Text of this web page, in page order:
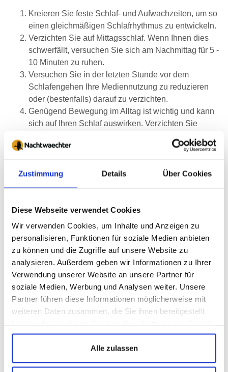
Zustimmung Details Über Cookies
Diese Webseite verwendet Cookies
Wir verwenden Cookies, um Inhalte und Anzeigen zu
personalisieren, Funktionen für soziale Medien anbieten
zu können und die Zugriffe auf unsere Website zu
analysieren. Außerdem geben wir Informationen zu Ihrer
Verwendung unserer Website an unsere Partner für
soziale Medien, Werbung und Analysen weiter. Unsere
Partner führen diese Informationen möglicherweise mit
weiteren Daten zusammen, die Sie ihnen bereitgestellt
gesammelt haben.
Alle zulassen
Kreieren Sie feste Schlaf- und Aufwachzeiten, um so
einen gleichmäßigen Schlafrhythmus zu entwickeln.
Verzichten Sie auf Mittagsschlaf. Wenn Ihnen dies
schwerfällt, versuchen Sie sich am Nachmittag für 5 -
10 Minuten zu ruhen.
Versuchen Sie in der letzten Stunde vor dem
Schlafengehen Ihre Mediennutzung zu reduzieren
oder (bestenfalls) darauf zu verzichten.
Genügend Bewegung im Alltag ist wichtig und kann
sich auf Ihren Schlaf auswirken. Verzichten Sie
noch Sport zu betreiben.
den letzten Stunden bevor Sie zu Bett gehen. Diese
Schaffen Sie eine angenehme Schlafumgebung:
Achten Sie darauf, dass Sie Ihr Schlafzimmer
ausreichend abdunkeln können und der Raum nur
mit warmen Lichtquellen ausgestattet ist. Sorgen Sie
durch dicke bzw. dünne Decken, regelmäßigem
Lüften etc. zusätzlich für eine für Sie angenehme
Temperatur.
Haben Sie eine für Sie passende Schlafhygiene
entwickelt, können Sie zusätzlich auf weitere Hilfsmittel
Feld empfehlen abends eine Schlafroutine aus der
Kombination von Düften, Licht und Tönen oder Klängen,